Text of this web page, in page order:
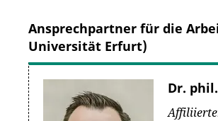
Ansprechpartner für die
Universität Erfurt)
Dr.